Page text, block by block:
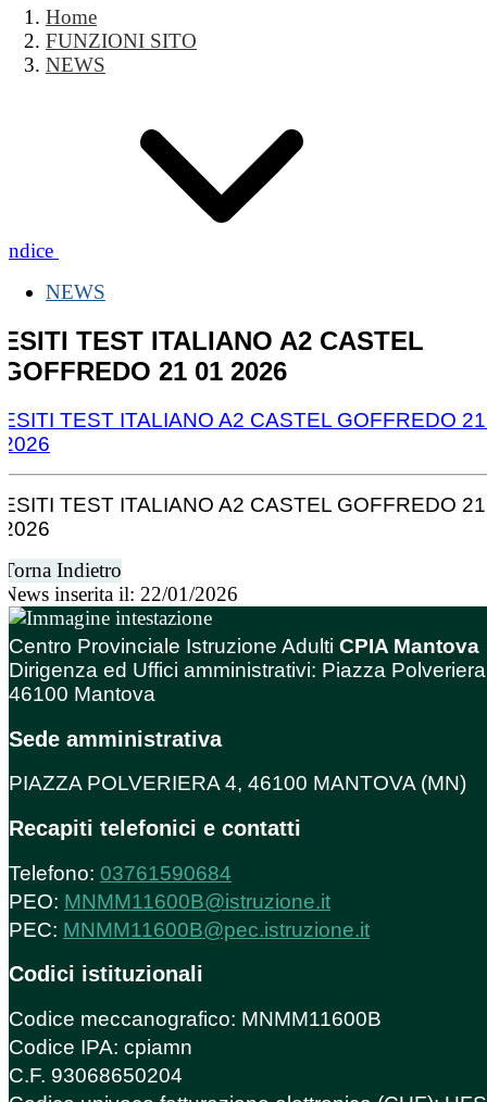
Home
FUNZIONI SITO
NEWS
Indice
NEWS
ESITI TEST ITALIANO A2 CASTEL
GOFFREDO 21 01 2026
ESITI TEST ITALIANO A2 CASTEL GOFFREDO
2026
ESITI TEST ITALIANO A2 CASTEL GOFFREDO
2026
Torna Indietro
News inserita il: 22/01/2026
Centro Provinciale Istruzione Adulti CPIA Mantova
Dirigenza ed Uffici amministrativi: Piazza
46100 Mantova
Sede amministrativa
PIAZZA POLVERIERA 4, 46100 MANTOVA (MN)
Recapiti telefonici e contatti
Telefono: 03761590684
PEO: MNMM11600B@istruzione.it
PEC: MNMM11600B@pec.istruzione.it
Codici istituzionali
Codice meccanografico: MNMM11600B
Codice IPA: cpiamn
C.F. 93068650204